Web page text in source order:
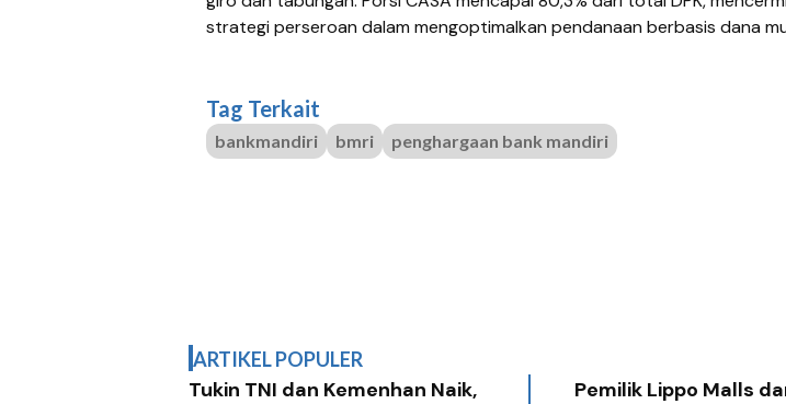
strategi perseroan dalam mengoptimalkan pendanaan berbasis dana
Tag Terkait
bankmandiri bmri penghargaan bank mandiri
ARTIKEL POPULER
Tukin TNI dan Kemenhan Naik, Pemilik Lippo Malls